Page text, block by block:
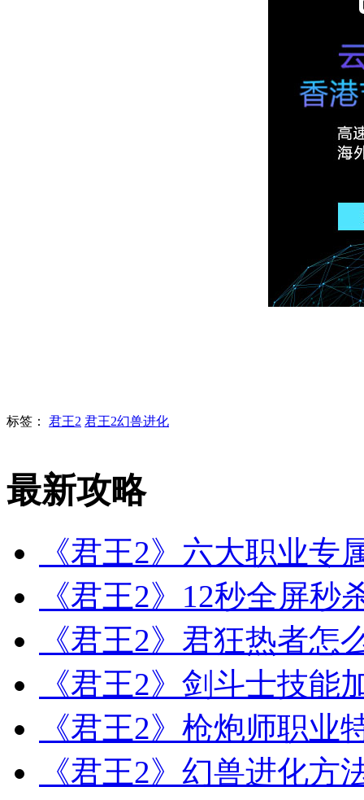
标签： 君王2 君王2幻兽进化
最新攻略
《君王2》六大职业专
《君王2》12秒全屏秒
《君王2》君狂热者怎
《君王2》剑斗士技能
《君王2》枪炮师职业
《君王2》幻兽进化方